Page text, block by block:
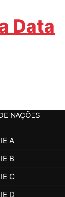
Data
NAÇÕES
A
B
C
D